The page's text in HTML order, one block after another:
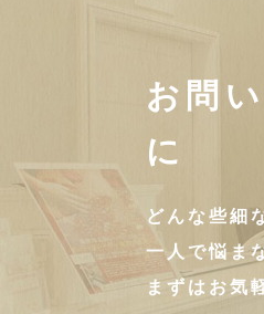
お問
に
どんな些細
一人で悩ま
まずはお気